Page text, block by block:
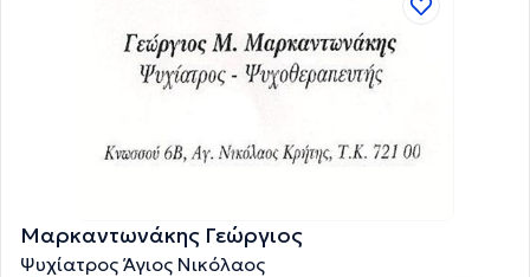
Μαρκαντωνάκης Γεώργιος
Ψυχίατρος Άγιος Νικόλαος